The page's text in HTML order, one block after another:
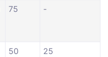
75 -
50 25